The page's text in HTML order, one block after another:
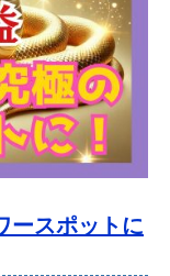
ースポットに